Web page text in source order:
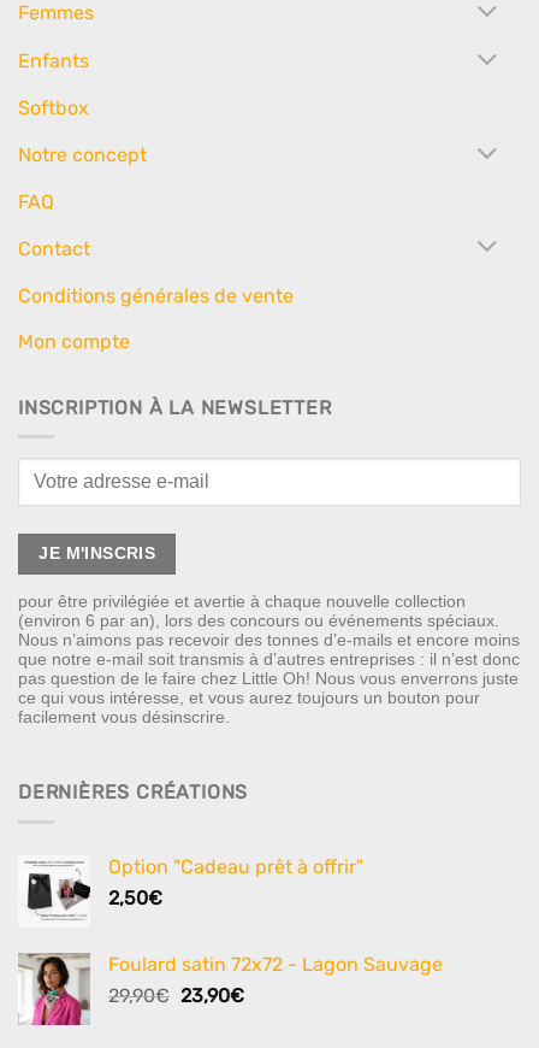
Femmes
Enfants
Softbox
Notre concept
FAQ
Contact
Conditions générales de vente
Mon compte
INSCRIPTION À LA NEWSLETTER
pour être privilégiée et avertie à chaque nouvelle collection
(environ 6 par an), lors des concours ou événements spéciaux.
Nous n’aimons pas recevoir des tonnes d’e-mails et encore moins
que notre e-mail soit transmis à d’autres entreprises : il n’est donc
pas question de le faire chez Little Oh! Nous vous enverrons juste
ce qui vous intéresse, et vous aurez toujours un bouton pour
facilement vous désinscrire.
DERNIÈRES CRÉATIONS
Option "Cadeau prêt à offrir"
2,50€
Foulard satin 72x72 - Lagon Sauvage
29,90€ Le
23,90€Le